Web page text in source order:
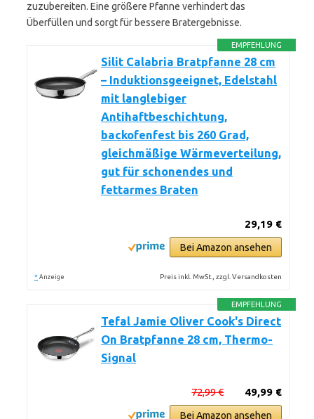
zuzubereiten. Eine größere Pfanne verhindert das
Überfüllen und sorgt für bessere Bratergebnisse.
EMPFEHLUNG
Silit Calabria Bratpfanne 28 cm
– Induktionsgeeignet, Edelstahl
mit langlebiger
Antihaftbeschichtung,
backofenfest bis 260 Grad,
gleichmäßige Wärmeverteilung,
gut für schonendes und
fettarmes Braten
29,19 €
Bei Amazon ansehen
* Anzeige Preis inkl. MwSt., zzgl. Versandkosten
EMPFEHLUNG
Tefal Jamie Oliver Cook's Direct
On Bratpfanne 28 cm, Thermo-
Signal
49,99 €
72,99 €
Bei Amazon ansehen